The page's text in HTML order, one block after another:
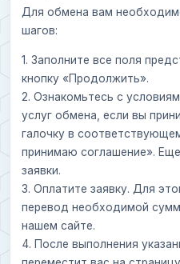
Для обмена вам
шагов:
1. Заполните все поля
кнопку «Продолжить».
2. Ознакомьтесь с
услуг обмена, если вы
галочку в
принимаю соглашение».
заявки.
3. Оплатите заявку. Для
перевод необходимой
нашем сайте.
4. После выполнения